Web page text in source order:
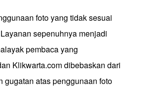
foto yang tidak sesuai
sepenuhnya menjadi
pembaca yang
Klikwarta.com dibebaskan dari
gugatan atas penggunaan foto